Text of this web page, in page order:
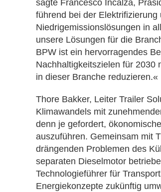
sagte Francesco Incalza,
führend bei der
Niedrigemissionslösungen in
unsere Lösungen für die
BPW ist ein hervorragendes
Nachhaltigkeitszielen für 2030
in dieser Branche reduzieren.«
Thore Bakker, Leiter Trailer
Klimawandels mit
denn je gefordert,
auszuführen. Gemeinsam mit
drängenden Problemen des
separaten Dieselmotor
Technologieführer für
Energiekonzepte zukünftig